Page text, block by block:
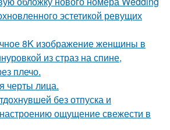
эстетикой ревущих
8K изображение женщины в
из страз на спине,
плечо.
черты лица.
без отпуска и
ощущение свежести в